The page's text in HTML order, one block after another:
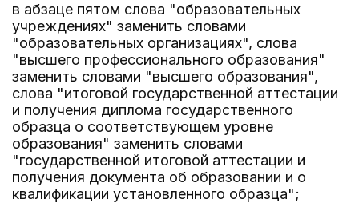
в абзаце пятом слова "образовательных
учреждениях" заменить словами
"образовательных организациях", слова
"высшего профессионального образования"
заменить словами "высшего образования",
слова "итоговой государственной аттестации
и получения диплома государственного
образца о соответствующем уровне
образования" заменить словами
"государственной итоговой аттестации и
получения документа об образовании и о
квалификации установленного образца";